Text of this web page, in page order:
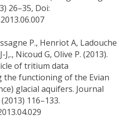
26–35, Doi:
P., HenriotA, Ladouche
J-J,., Nicoud G, Olive P. (2013).
of tritium data
the functioning of the Evian
glacial aquifers. Journal
116–133.